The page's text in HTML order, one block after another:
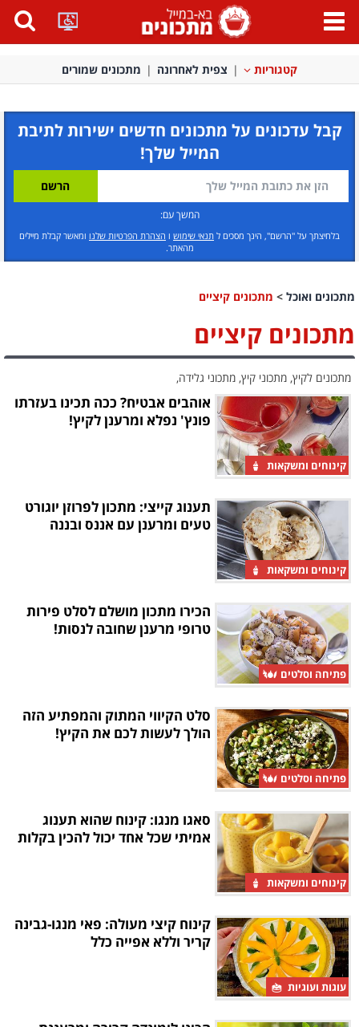
פתח
תפריט
קטגוריות צפית לאחרונה מתכונים שמורים
קבל עדכונים על מתכונים חדשים ישירות לתיבת
המייל שלך!
המשך עם:
בלחיצתך על "הרשם", הינך מסכים ל תנאי שימוש ו הצהרת הפרטיות שלנו ומאשר קבלת מיילים
מהאתר.
מתכונים ואוכל > מתכונים קיציים
מתכונים קיציים
מתכונים לקיץ, מתכוני קיץ, מתכוני גלידה,
קינוחים ומשקאות
אוהבים אבטיח? ככה תכינו בעזרתו
פונץ' נפלא ומרענן לקיץ!
קינוחים ומשקאות
תענוג קייצי: מתכון לפרוזן יוגורט
טעים ומרענן עם אננס ובננה
פתיחה וסלטים
הכירו מתכון מושלם לסלט פירות
טרופי מרענן שחובה לנסות!
פתיחה וסלטים
סלט הקיווי המתוק והמפתיע הזה
הולך לעשות לכם את הקיץ!
קינוחים ומשקאות
סאגו מנגו: קינוח שהוא תענוג
אמיתי שכל אחד יכול להכין בקלות
עוגות ועוגיות
קינוח קיצי מעולה: פאי מנגו-גבינה
קריר וללא אפייה כלל